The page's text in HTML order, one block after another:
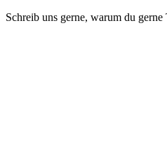
Schreib uns gerne, warum du